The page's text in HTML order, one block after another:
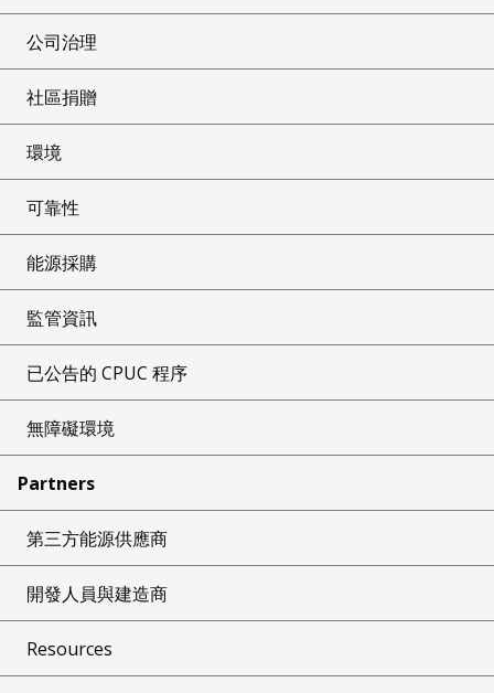
公司治理
社區捐贈
環境
可靠性
能源採購
監管資訊
已公告的 CPUC 程序
無障礙環境
Partners
第三方能源供應商
開發人員與建造商
Resources